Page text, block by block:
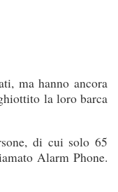
ma hanno ancora
la loro barca
di cui solo 65
Alarm Phone.